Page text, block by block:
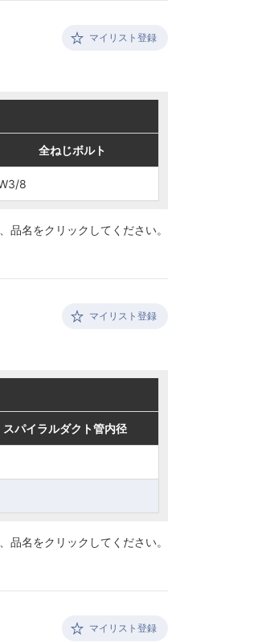
マイリスト登録
全ねじボルト
8
全ねじボルト
8
品名をクリックしてください。
マイリスト登録
管内径
スパイラルダクト管内径
管内径
スパイラルダクト管内径
品名をクリックしてください。
マイリスト登録